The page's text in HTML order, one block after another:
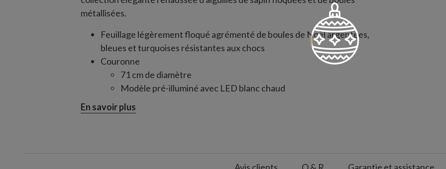
métallisées.
Feuillage légèrement floqué agrémenté de boules de Noël argentées,
bleues et turquoises résistantes aux chocs
Couronne
71 cm de diamètre
Modèle pré-illuminé avec LED blanc chaud
6 piles AAA non incluses
Guirlande
En savoir plus